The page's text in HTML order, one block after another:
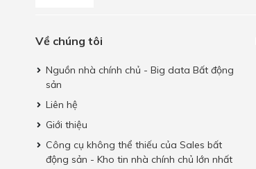
Về chúng tôi
Nguồn nhà chính chủ - Big data Bất động
sản
Liên hệ
Giới thiệu
Công cụ không thể thiếu của Sales bất
động sản - Kho tin nhà chính chủ lớn nhất